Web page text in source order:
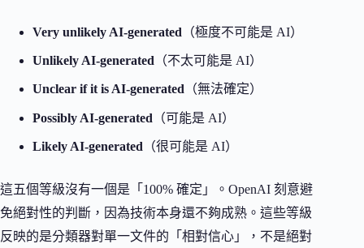
Very unlikely AI-generated （極度不可能是 AI）
Unlikely AI-generated （不太可能是 AI）
Unclear if it is AI-generated （無法確定）
Possibly AI-generated （可能是 AI）
Likely AI-generated （很可能是 AI）
這五個等級沒有一個是「100% 確定」。OpenAI 刻意避
免絕對性的判斷，因為技術本身還不夠成熟。這些等級
反映的是分類器對單一文件的「相對信心」，不是絕對